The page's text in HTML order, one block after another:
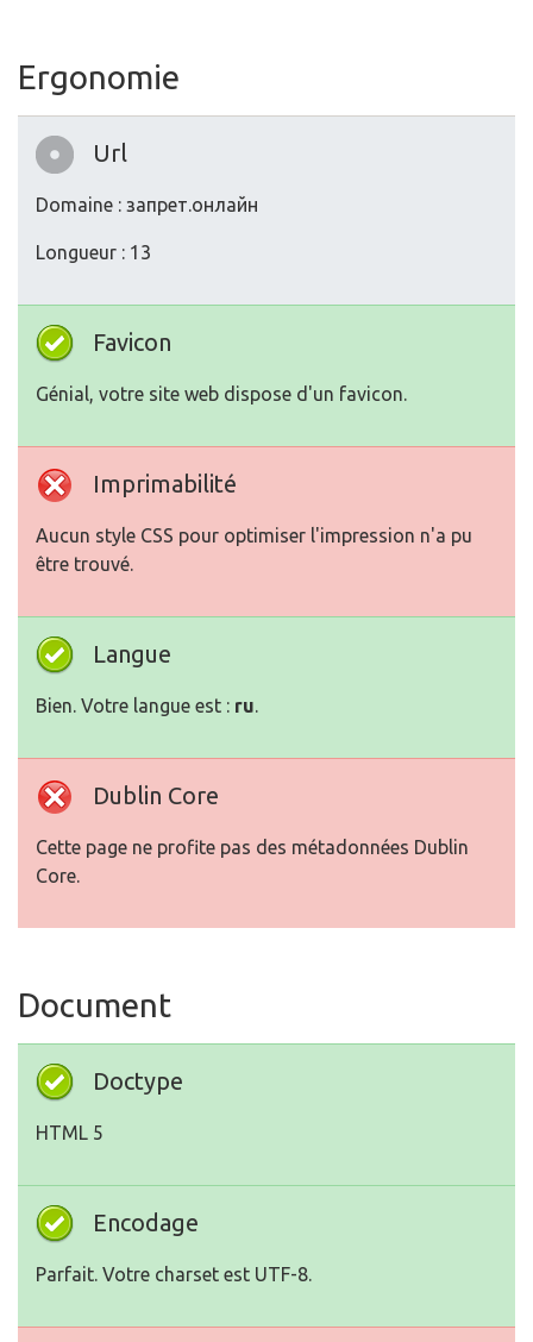
Ergonomie
Url
Domaine : запрет.онлайн
Longueur : 13
Favicon
Génial, votre site web dispose d'un favicon.
Imprimabilité
Aucun style CSS pour optimiser l'impression n'a pu
être trouvé.
Langue
Bien. Votre langue est : ru.
Dublin Core
Cette page ne profite pas des métadonnées Dublin
Core.
Document
Doctype
HTML 5
Encodage
Parfait. Votre charset est UTF-8.